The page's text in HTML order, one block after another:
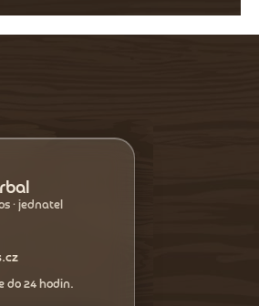
· jednatel
do 24 hodin.